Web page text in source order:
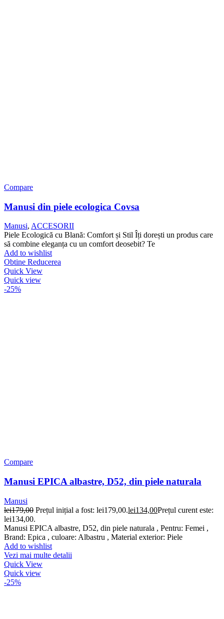
Compare
Manusi din piele ecologica Covsa
Manusi, ACCESORII
Piele Ecologică cu Blană: Comfort și Stil Îți dorești un produs care
să combine eleganța cu un comfort deosebit? Te
Add to wishlist
Obtine Reducerea
Quick View
Quick view
-25%
Compare
Manusi EPICA albastre, D52, din piele naturala
Manusi
lei179,00 Prețul inițial a fost: lei179,00.lei134,00Prețul curent este:
lei134,00.
Manusi EPICA albastre, D52, din piele naturala , Pentru: Femei ,
Brand: Epica , culoare: Albastru , Material exterior: Piele
Add to wishlist
Vezi mai multe detalii
Quick View
Quick view
-25%